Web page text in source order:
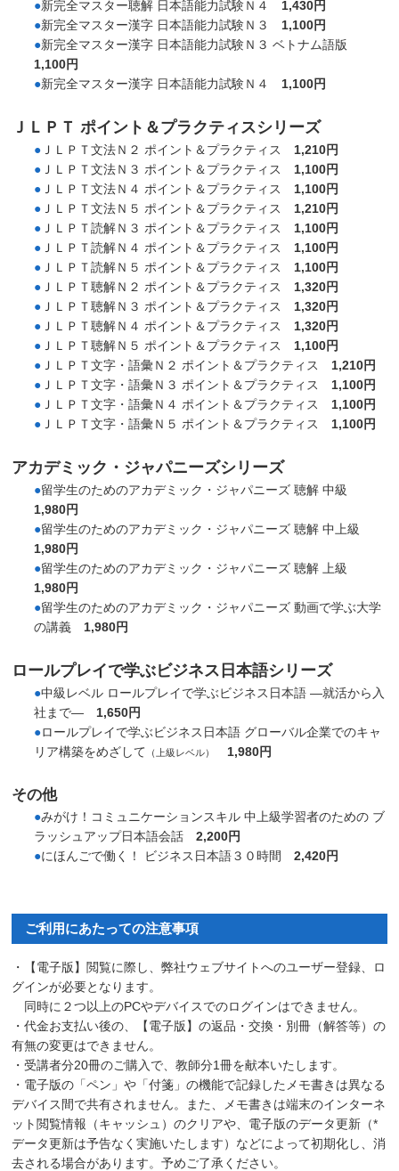
●新完全マスター聴解 日本語能力試験Ｎ４ 1,430円
●新完全マスター漢字 日本語能力試験Ｎ３ 1,100円
●新完全マスター漢字 日本語能力試験Ｎ３ ベトナム語版
1,100円
●新完全マスター漢字 日本語能力試験Ｎ４ 1,100円
ＪＬＰＴ ポイント＆プラクティスシリーズ
● ＪＬＰＴ文法Ｎ２ ポイント＆プラクティス 1,210円
● ＪＬＰＴ文法Ｎ３ ポイント＆プラクティス 1,100円
● ＪＬＰＴ文法Ｎ４ ポイント＆プラクティス 1,100円
● ＪＬＰＴ文法Ｎ５ ポイント＆プラクティス 1,210円
● ＪＬＰＴ読解Ｎ３ ポイント＆プラクティス 1,100円
● ＪＬＰＴ読解Ｎ４ ポイント＆プラクティス 1,100円
● ＪＬＰＴ読解Ｎ５ ポイント＆プラクティス 1,100円
● ＪＬＰＴ聴解Ｎ２ ポイント＆プラクティス 1,320円
● ＪＬＰＴ聴解Ｎ３ ポイント＆プラクティス 1,320円
● ＪＬＰＴ聴解Ｎ４ ポイント＆プラクティス 1,320円
● ＪＬＰＴ聴解Ｎ５ ポイント＆プラクティス 1,100円
● ＪＬＰＴ文字・語彙Ｎ２ ポイント＆プラクティス 1,210円
● ＪＬＰＴ文字・語彙Ｎ３ ポイント＆プラクティス 1,100円
● ＪＬＰＴ文字・語彙Ｎ４ ポイント＆プラクティス 1,100円
● ＪＬＰＴ文字・語彙Ｎ５ ポイント＆プラクティス 1,100円
アカデミック・ジャパニーズシリーズ
●留学生のためのアカデミック・ジャパニーズ 聴解 中級
1,980円
●留学生のためのアカデミック・ジャパニーズ 聴解 中上級
1,980円
●留学生のためのアカデミック・ジャパニーズ 聴解 上級
1,980円
●留学生のためのアカデミック・ジャパニーズ 動画で学ぶ大学
の講義 1,980円
ロールプレイで学ぶビジネス日本語シリーズ
●中級レベル ロールプレイで学ぶビジネス日本語 ―就活から入
社まで― 1,650円
●ロールプレイで学ぶビジネス日本語 グローバル企業でのキャ
リア構築をめざして
（上級レベル） 1,980円
その他
●みがけ！コミュニケーションスキル 中上級学習者のための ブ
ラッシュアップ日本語会話2,200円
●にほんごで働く！ ビジネス日本語３０時間2,420円
ご利用にあたっての注意事項
・【電子版】閲覧に際し、弊社ウェブサイトへのユーザー登録、ロ
グインが必要となります。
同時に２つ以上のPCやデバイスでのログインはできません。
・代金お支払い後の、【電子版】の返品・交換・別冊（解答等）の
有無の変更はできません。
・受講者分20冊のご購入で、教師分1冊を献本いたします。
・電子版の「ペン」や「付箋」の機能で記録したメモ書きは異なる
デバイス間で共有されません。また、メモ書きは端末のインターネ
ット閲覧情報（キャッシュ）のクリアや、電子版のデータ更新（*
データ更新は予告なく実施いたします）などによって初期化し、消
去される場合があります。予めご了承ください。